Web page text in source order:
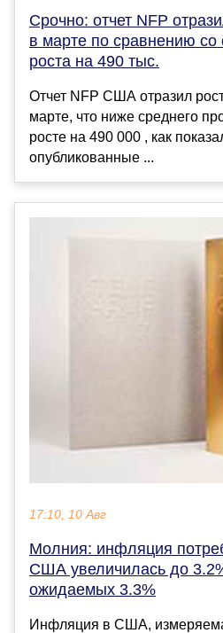
Срочно: отчет NFP
в марте по сравнению со
роста на 490 тыс.
Отчет NFP США отразил
марте, что ниже среднего
росте на 490 000 , как
опубликованные ...
17:10, 10 Авг
Молния: инфляция
США увеличилась до
ожидаемых 3.3%
Инфляция в США,